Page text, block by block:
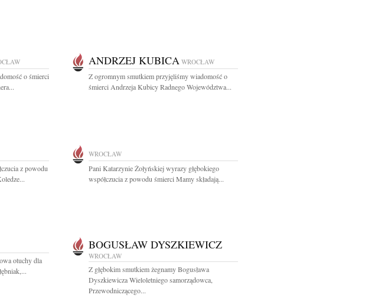
o śmierci
ANDRZEJ KUBICA WROCŁAW
Z ogromnym smutkiem przyjęliśmy wiadomość o
śmierci Andrzeja Kubicy Radnego Województwa...
z powodu
WROCŁAW
Pani Katarzynie Żołyńskiej wyrazy głębokiego
współczucia z powodu śmierci Mamy składają...
otuchy dla
BOGUSŁAW DYSZKIEWICZ
WROCŁAW
Z głębokim smutkiem żegnamy Bogusława
Dyszkiewicza Wieloletniego samorządowca,
Przewodniczącego...